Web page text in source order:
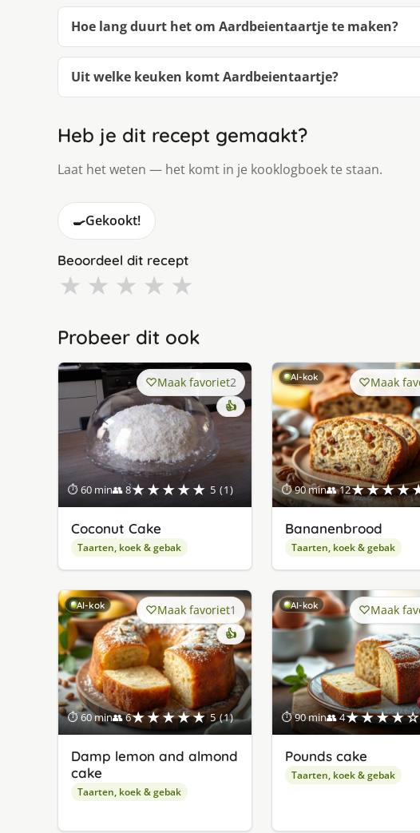
Hoe lang duurt het om Aardbeientaartje te maken?
Uit welke keuken komt Aardbeientaartje?
Heb je dit recept gemaakt?
Laat het weten — het komt in je kooklogboek te staan.
🍳Gekookt!
Beoordeel dit recept
★ ★ ★ ★ ★
Probeer dit ook
⏱ 60 min👥 8★★★★★ 5 (1)
Maak favoriet2
👍
Coconut Cake
Taarten, koek & gebak
AI-kok
⏱ 90 min👥 12
Maak
Bananenbrood
Taarten, koek & gebak
AI-kok
⏱ 60 min👥 6★★★★★ 5 (1)
Maak favoriet1
👍
Damp lemon and almond
cake
Taarten, koek & gebak
AI-kok
⏱ 90 min👥 4★★★★☆
Maak
Pounds cake
Taarten, koek & gebak